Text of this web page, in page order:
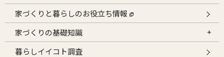
家づくりと暮らしのお役立ち情報
家づくりの基礎知識
暮らしイイコト調査